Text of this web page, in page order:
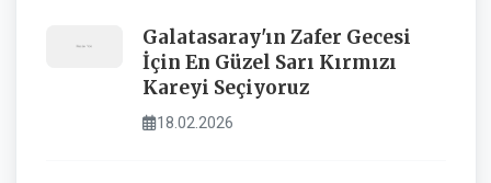
Galatasaray'ın Zafer Gecesi
İçin En Güzel Sarı Kırmızı
Kareyi Seçiyoruz
18.02.2026